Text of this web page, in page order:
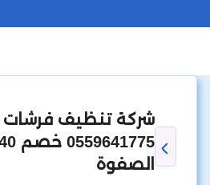
شركة تنظيف فرشات
الصفوة